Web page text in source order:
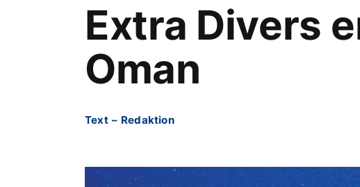
Extra Divers
Oman
Text – Redaktion